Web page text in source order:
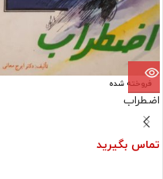
فروخته شده
اضطراب
تماس بگیرید